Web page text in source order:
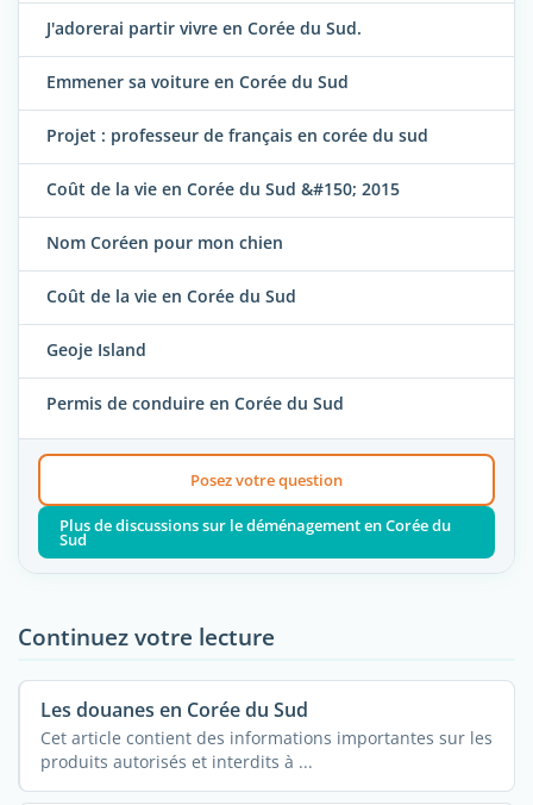
J'adorerai partir vivre en Corée du Sud.
Emmener sa voiture en Corée du Sud
Projet : professeur de français en corée du sud
Coût de la vie en Corée du Sud &#150; 2015
Nom Coréen pour mon chien
Coût de la vie en Corée du Sud
Geoje Island
Permis de conduire en Corée du Sud
Posez votre question
Plus de discussions sur le déménagement en Corée du
Sud
Continuez votre lecture
Les douanes en Corée du Sud
Cet article contient des informations importantes sur les
produits autorisés et interdits à ...